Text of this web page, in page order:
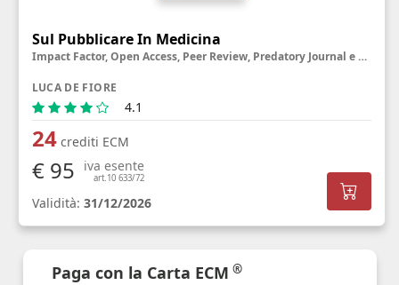
Sul Pubblicare In Medicina
Impact Factor, Open Access, Peer Review, Predatory Journal e altre creature misteriose
LUCA DE FIORE
4.1
24crediti ECM
€ 95 iva esente
art.10 633/72
Validità: 31/12/2026
Paga con la Carta ECM ®